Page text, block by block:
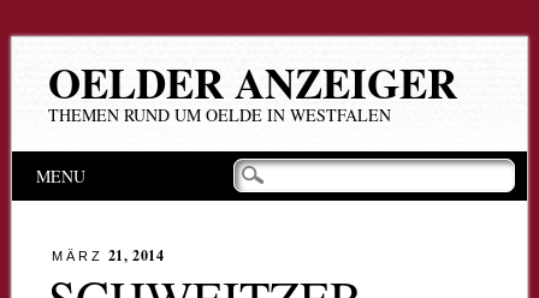
OELDER ANZEIGER
THEMEN RUND UM OELDE IN WESTFALEN
Hauptmenü
Inhalt
MENU
MÄRZ 21, 2014